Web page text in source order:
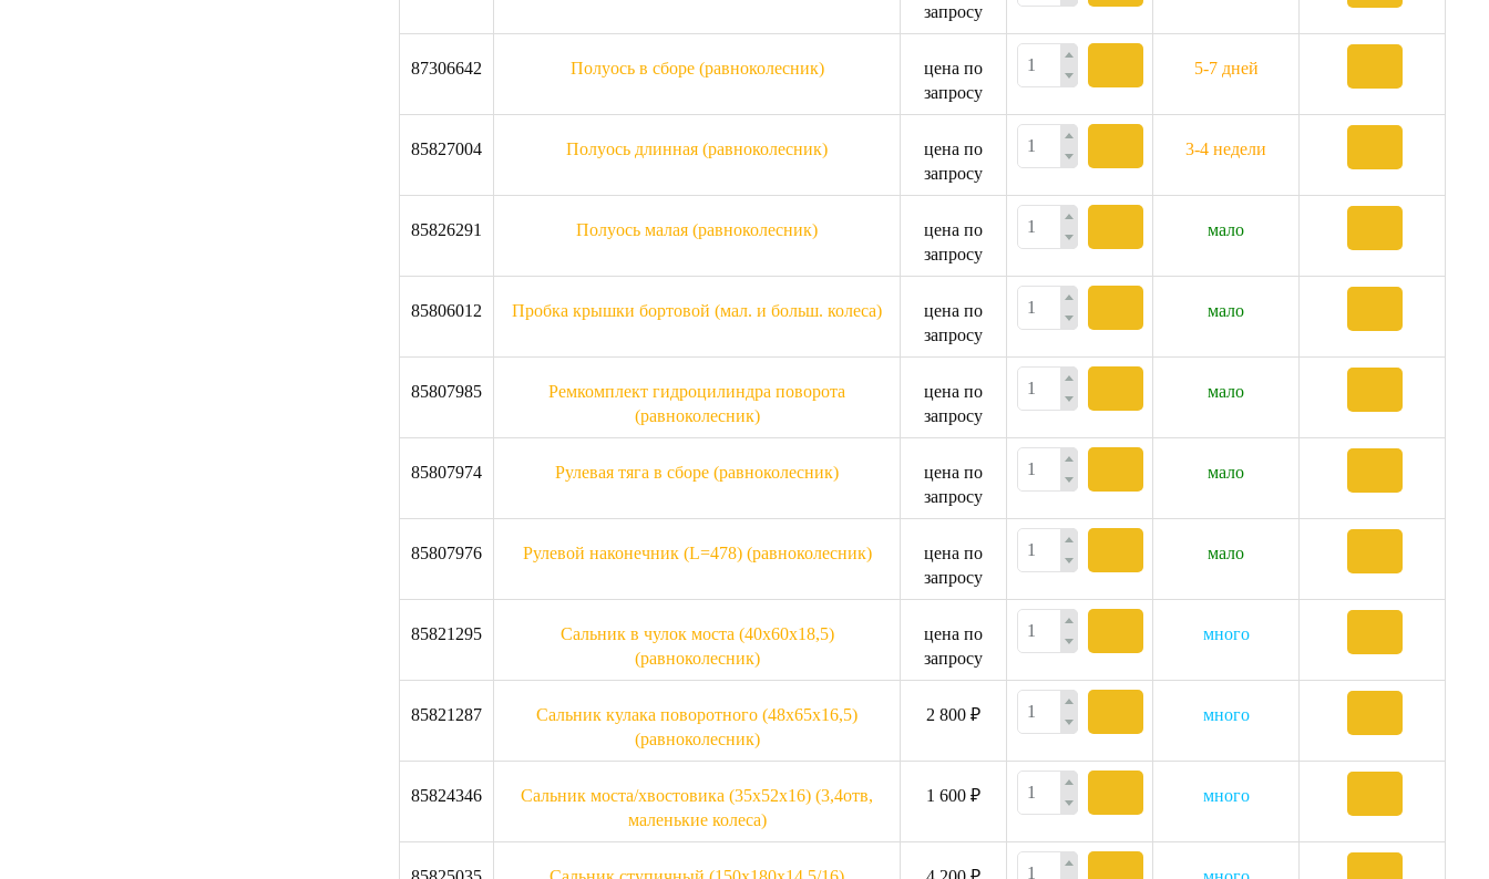
запросу
87306642 Полуось в сборе (равноколесник)
цена по
запросу
5-7 дней
85827004 Полуось длинная (равноколесник)
цена по
запросу
3-4 недели
85826291 Полуось малая (равноколесник)
цена по
запросу
мало
85806012 Пробка крышки бортовой (мал. и больш. колеса)
цена по
запросу
мало
85807985
Ремкомплект гидроцилиндра поворота
(равноколесник)
цена по
запросу
мало
85807974 Рулевая тяга в сборе (равноколесник)
цена по
запросу
мало
85807976 Рулевой наконечник (L=478) (равноколесник)
цена по
запросу
мало
85821295
Сальник в чулок моста (40х60х18,5)
(равноколесник)
цена по
запросу
много
85821287
Сальник кулака поворотного (48х65х16,5)
(равноколесник)
2 800 ₽ много
85824346
Сальник моста/хвостовика (35х52х16) (3,4отв,
маленькие колеса)
1 600 ₽ много